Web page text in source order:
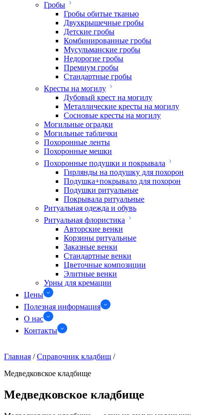
Гробы
Гробы обитые тканью
Двухкрышечные гробы
Детские гробы
Комбинированные гробы
Мусульманские гробы
Недорогие гробы
Премиум гробы
Стандартные гробы
Кресты на могилу
Дубовый крест на могилу
Металлические кресты на могилу
Сосновые кресты на могилу
Могильные оградки
Могильные таблички
Похоронные ленты
Похоронные мешки
Похоронные подушки и покрывала
Гирлянды на подушку для похорон
Подушка+покрывало для похорон
Подушки ритуальные
Покрывала ритуальные
Ритуальная одежда и обувь
Ритуальная флористика
Авторские венки
Корзины ритуальные
Заказные венки
Стандартные венки
Цветочные композиции
Элитные венки
Урны для кремации
Цены
Полезная информация
О нас
Контакты
Главная / Справочник кладбищ /
Медведковское кладбище
Медведковское кладбище